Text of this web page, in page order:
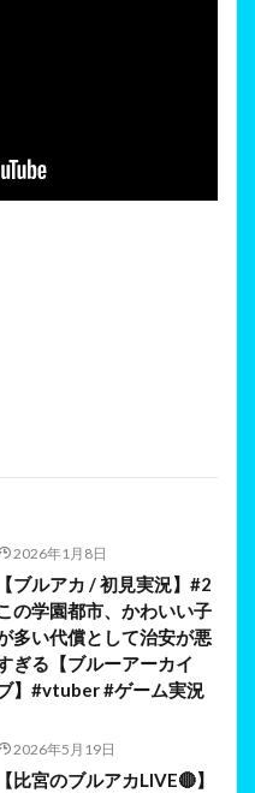
2026年1月8日
【ブルアカ / 初見実況】#2
の学園都市、かわいい子
多い代償として治安が悪
ぎる【ブルーアーカイ
】#vtuber #ゲーム実況
2026年5月19日
【比宮のブルアカLIVE🔴】